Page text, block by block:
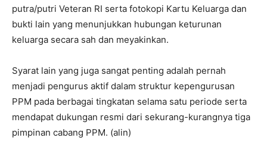
putra/putri Veteran RI serta fotokopi Kartu Keluarga dan
bukti lain yang menunjukkan hubungan keturunan
keluarga secara sah dan meyakinkan.
Syarat lain yang juga sangat penting adalah pernah
menjadi pengurus aktif dalam struktur kepengurusan
PPM pada berbagai tingkatan selama satu periode serta
mendapat dukungan resmi dari sekurang-kurangnya tiga
pimpinan cabang PPM. (alin)